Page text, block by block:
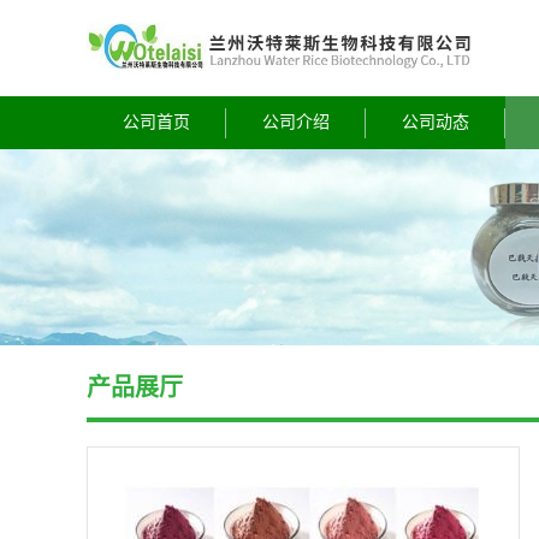
公司首页 公司介绍 公司动态
产品展厅